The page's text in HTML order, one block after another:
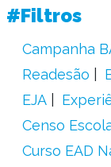
#Filtros
Campanha
Readesão
EJA
Censo
Curso EAD